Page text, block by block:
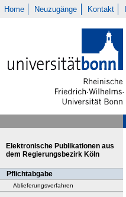
Home Neuzugänge Kontakt
Elektronische Publikationen aus
dem Regierungsbezirk Köln
Pflichtabgabe
Ablieferungsverfahren